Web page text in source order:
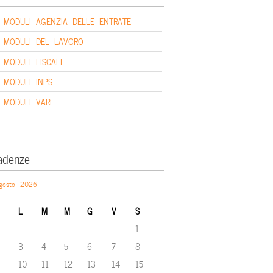
MODULI AGENZIA DELLE ENTRATE
MODULI DEL LAVORO
MODULI FISCALI
MODULI INPS
MODULI VARI
2026
L M M G V S
1
3 4 5 6 7
8
10 11 12 13 14
15